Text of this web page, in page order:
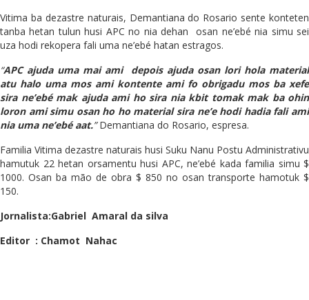
Vitima ba dezastre naturais, Demantiana do Rosario sente konteten
tanba hetan tulun husi APC no nia dehan osan ne’ebé nia simu sei
uza hodi rekopera fali uma ne’ebé hatan estragos.
“APC ajuda uma mai ami depois ajuda osan lori hola material
atu halo uma mos ami kontente ami fo obrigadu mos ba xefe
sira ne’ebé mak ajuda ami ho sira nia kbit tomak mak ba ohin
loron ami simu osan ho ho material sira ne’e hodi hadia fali ami
nia uma ne’ebé aat.”Demantiana do Rosario, espresa.
Familia Vitima dezastre naturais husi Suku Nanu Postu Administrativu
hamutuk 22 hetan orsamentu husi APC, ne’ebé kada familia simu $
1000. Osan ba mão de obra $ 850 no osan transporte hamotuk $
150.
Jornalista:Gabriel Amaral da silva
Editor : Chamot Nahac